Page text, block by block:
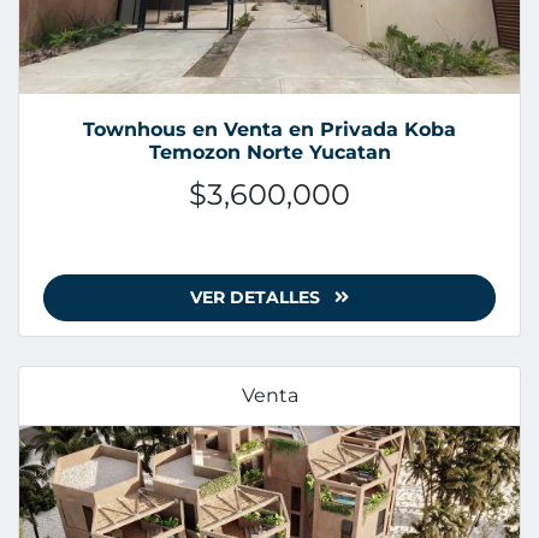
Townhous en Venta en Privada Koba
Temozon Norte Yucatan
$3,600,000
VER DETALLES
Venta